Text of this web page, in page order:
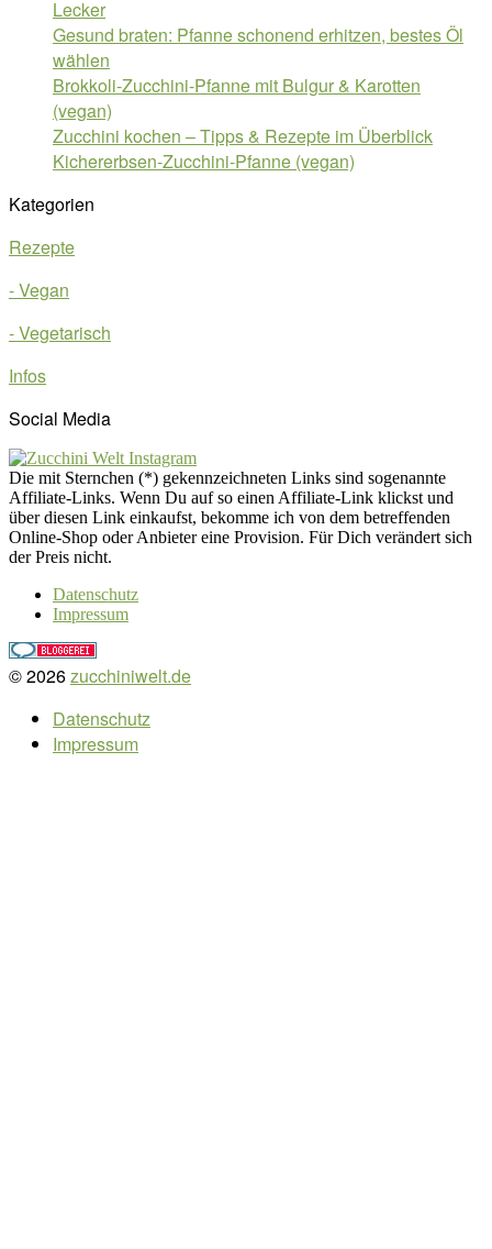
Lecker
Gesund braten: Pfanne schonend erhitzen, bestes Öl
wählen
Brokkoli-Zucchini-Pfanne mit Bulgur & Karotten
(vegan)
Zucchini kochen – Tipps & Rezepte im Überblick
Kichererbsen-Zucchini-Pfanne (vegan)
Kategorien
Rezepte
- Vegan
- Vegetarisch
Infos
Social Media
Die mit Sternchen (*) gekennzeichneten Links sind sogenannte
Affiliate-Links. Wenn Du auf so einen Affiliate-Link klickst und
über diesen Link einkaufst, bekomme ich von dem betreffenden
Online-Shop oder Anbieter eine Provision. Für Dich verändert sich
der Preis nicht.
Datenschutz
Impressum
© 2026zucchiniwelt.de
Datenschutz
Impressum